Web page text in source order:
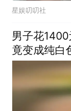
星娱叨叨社
男子花1400
竟变成纯白